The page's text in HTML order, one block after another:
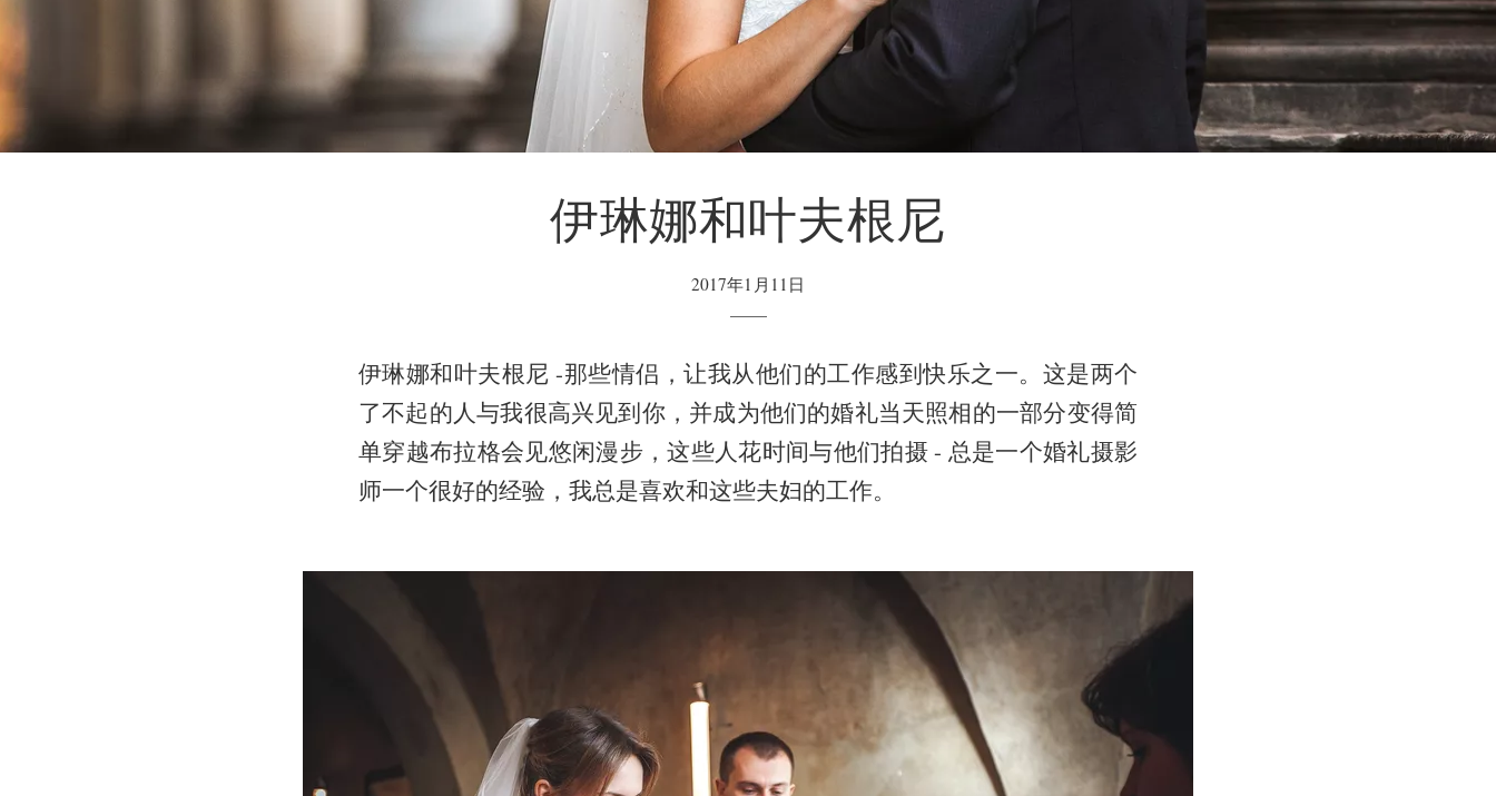
伊琳娜和叶夫根尼
2017年1月11日
伊琳娜和叶夫根尼 -那些情侣，让我从他们的工作感到快乐之一。这是两个
了不起的人与我很高兴见到你，并成为他们的婚礼当天照相的一部分变得简
单穿越布拉格会见悠闲漫步，这些人花时间与他们拍摄 - 总是一个婚礼摄影
师一个很好的经验，我总是喜欢和这些夫妇的工作。